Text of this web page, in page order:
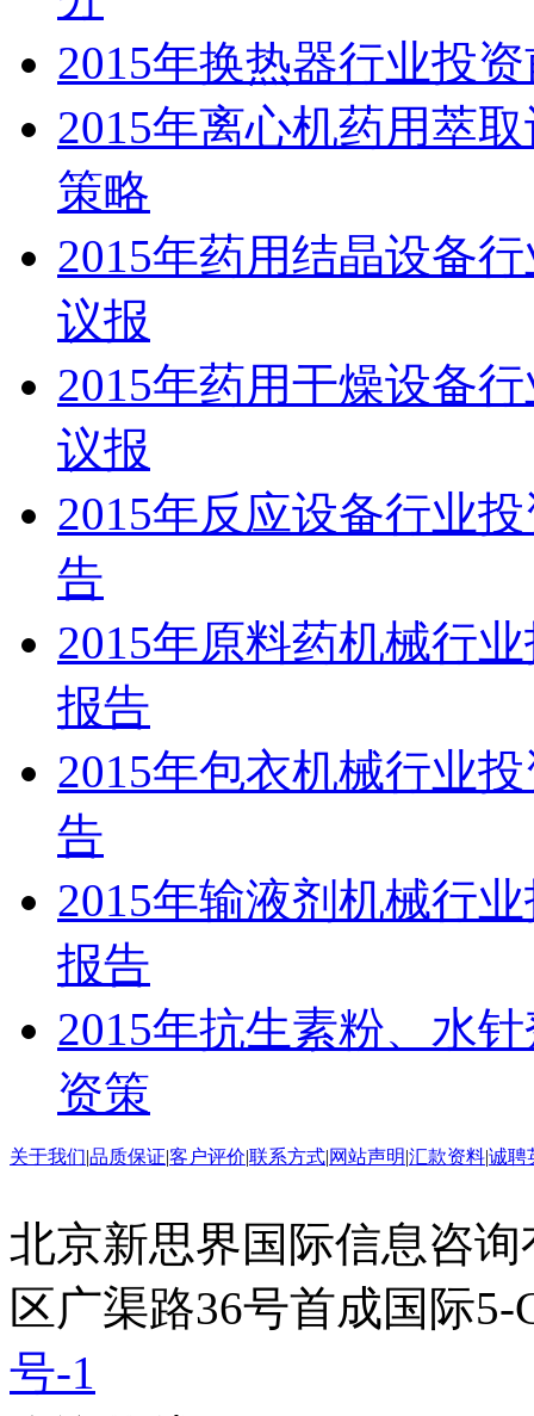
2015年换热器行业投
2015年离心机药用萃
策略
2015年药用结晶设备
议报
2015年药用干燥设备
议报
2015年反应设备行业
告
2015年原料药机械行
报告
2015年包衣机械行业
告
2015年输液剂机械行
报告
2015年抗生素粉、水
资策
关于我们|品质保证|客户评价|联系方式|网站声明|汇款资料|诚聘
北京新思界国际信息咨
区广渠路36号首成国际
号-1